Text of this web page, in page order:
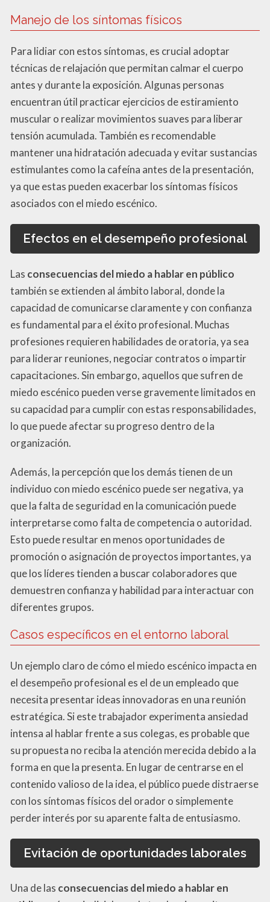
Manejo de los síntomas físicos
Para lidiar con estos síntomas, es crucial adoptar
técnicas de relajación que permitan calmar el cuerpo
antes y durante la exposición. Algunas personas
encuentran útil practicar ejercicios de estiramiento
muscular o realizar movimientos suaves para liberar
tensión acumulada. También es recomendable
mantener una hidratación adecuada y evitar sustancias
estimulantes como la cafeína antes de la presentación,
ya que estas pueden exacerbar los síntomas físicos
asociados con el miedo escénico.
Efectos en el desempeño profesional
Las consecuencias del miedo a hablar en público
también se extienden al ámbito laboral, donde la
capacidad de comunicarse claramente y con confianza
es fundamental para el éxito profesional. Muchas
profesiones requieren habilidades de oratoria, ya sea
para liderar reuniones, negociar contratos o impartir
capacitaciones. Sin embargo, aquellos que sufren de
miedo escénico pueden verse gravemente limitados en
su capacidad para cumplir con estas responsabilidades,
lo que puede afectar su progreso dentro de la
organización.
Además, la percepción que los demás tienen de un
individuo con miedo escénico puede ser negativa, ya
que la falta de seguridad en la comunicación puede
interpretarse como falta de competencia o autoridad.
Esto puede resultar en menos oportunidades de
promoción o asignación de proyectos importantes, ya
que los líderes tienden a buscar colaboradores que
demuestren confianza y habilidad para interactuar con
diferentes grupos.
Casos específicos en el entorno laboral
Un ejemplo claro de cómo el miedo escénico impacta en
el desempeño profesional es el de un empleado que
necesita presentar ideas innovadoras en una reunión
estratégica. Si este trabajador experimenta ansiedad
intensa al hablar frente a sus colegas, es probable que
su propuesta no reciba la atención merecida debido a la
forma en que la presenta. En lugar de centrarse en el
contenido valioso de la idea, el público puede distraerse
con los síntomas físicos del orador o simplemente
perder interés por su aparente falta de entusiasmo.
Evitación de oportunidades laborales
Una de las consecuencias del miedo a hablar en